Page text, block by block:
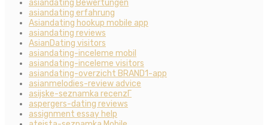
asiandating Bewertungen
asiandating erfahrung
Asiandating hookup mobile app
asiandating reviews
AsianDating visitors
asiandating-inceleme mobil
asiandating-inceleme visitors
asiandating-overzicht BRAND1-app
asianmelodies-review advice
asijske-seznamka recenzГ­
aspergers-dating reviews
assignment essay help